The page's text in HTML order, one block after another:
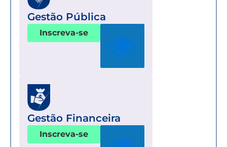
Gestão Pública
Inscreva-se
Gestão Financeira
Inscreva-se